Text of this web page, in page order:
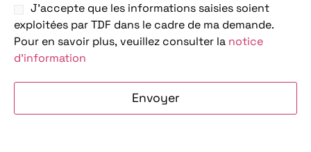
J'accepte que les informations saisies soient
exploitées par TDF dans le cadre de ma demande.
Pour en savoir plus, veuillez consulter la notice
d'information